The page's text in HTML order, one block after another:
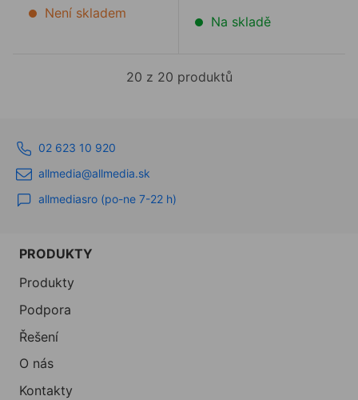
Není skladem
Na skladě
20 z 20 produktů
02 623 10 920
allmedia@allmedia.sk
allmediasro (po-ne 7-22 h)
PRODUKTY
Produkty
Podpora
Řešení
O nás
Kontakty